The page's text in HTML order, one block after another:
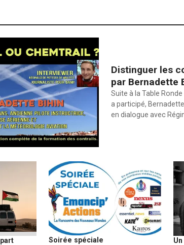
Distinguer les
par Bernadette
Suite à la Table Ronde
a participé,
en dialogue avec
Soirée spéciale